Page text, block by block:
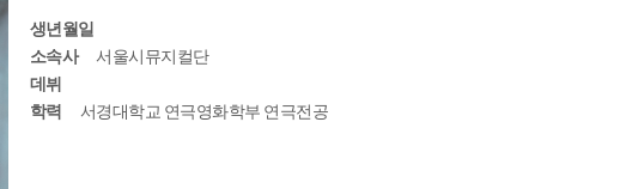
생년월일
소속사
서울시뮤지컬단
데뷔
학력
서경대학교 연극영화학부 연극전공